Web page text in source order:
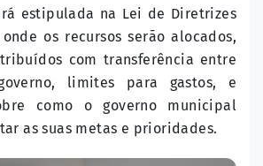
estipulada na Lei de Diretrizes
os recursos serão alocados,
com transferência entre
limites para gastos, e
como o governo municipal
as suas metas e prioridades.